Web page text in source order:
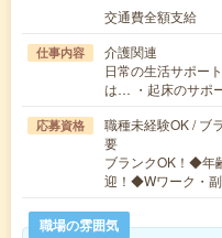
交通費全額支給
仕事内容
介護関連
日常の生活サポー
は… ・起床のサポ
応募資格
職種未経験OK / ブ
要
ブランクOK！◆年
迎！◆Wワーク・
職場の雰囲気